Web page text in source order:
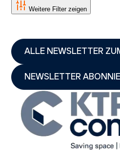
Weitere Filter zeigen
ALLE NEWSLETTER
NEWSLETTER